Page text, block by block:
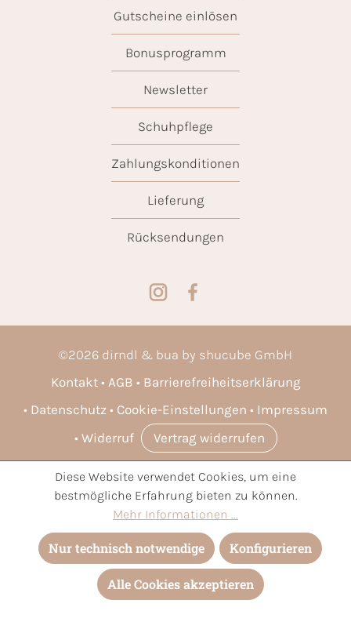
Gutscheine einlösen
Bonusprogramm
Newsletter
Schuhpflege
Zahlungskonditionen
Lieferung
Rücksendungen
©2026 dirndl & bua by shucube GmbH
Kontakt
AGB
Barrierefreiheitserklärung
Datenschutz
Cookie-Einstellungen
Impressum
Widerruf
Vertrag widerrufen
* Alle Preise inkl. gesetzl. Mehrwertsteuer zzgl.Versandkosten
und ggf. Nachnahmegebühren, wenn nicht anders angegeben.
Diese Website verwendet Cookies, um eine
bestmögliche Erfahrung bieten zu können.
Mehr Informationen ...
Nur technisch notwendige Konfigurieren
Alle Cookies akzeptieren